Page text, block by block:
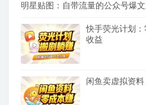
明星贴图：自带流量的公众号爆
快手荧光计划
收益
闲鱼卖虚拟资